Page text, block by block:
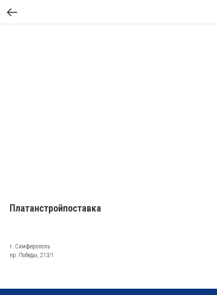
Платанстройпоставка
г. Симферополь
пр. Победы, 213/1